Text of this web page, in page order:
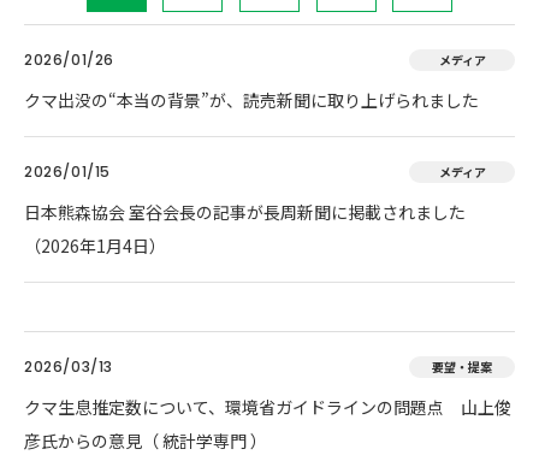
2026/01/26 メディア
クマ出没の“本当の背景”が、読売新聞に取り上げられました
2026/01/15 メディア
日本熊森協会 室谷会長の記事が長周新聞に掲載されました
（2026年1月4日）
2026/03/13 要望・提案
クマ生息推定数について、環境省ガイドラインの問題点 山上俊
彦氏からの意見（ 統計学専門 ）